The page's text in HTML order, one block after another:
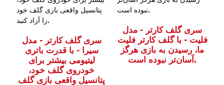
سری گلف کارتر - مدل
سیرا - با قدرت باتری
لیتیومی بیشتر برای
خودروی گلف خود،
پتانسیل واقعی بازی گلف
سری گلف کارتر - مدل
فلیت - با گلف کارتر فلیت
ما، رسیدن به بازی هرگز
آسان‌تر نبوده است.